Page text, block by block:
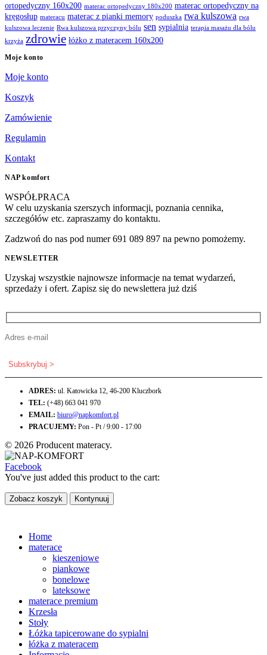
ortopedyczny 160x200 materac ortopedyczny 180x200 materac ortopedyczny na
kręgosłup materacu materac z pianki memory poduszka rwa kulszowa rwa
kulszowa leczenie Rwa kulszowa przyczyny bólu sen sypialnia terapia masażu dla bólu
krzyża zdrowie łóżko z materacem 160x200
Moje konto
Moje konto
Koszyk
Zamówienie
Regulamin
Kontakt
NAP komfort
WSPÓŁPRACA
W celu uzyskania szerszych informacji, poznania cennika,
szczegółów etc. zapraszamy do kontaktu.
Zadzwoń do nas pod numer 691 089 897 na pewno pomożemy.
NEWSLETTER
Uzyskaj wszystkie najnowsze informacje na temat wydarzeń,
sprzedaży i ofert. Zapisz się do newslettera już dziś
ADRES: ul. Katowicka 12, 46-200 Kluczbork
TEL: (+48) 663 041 970
EMAIL: biuro@napkomfort.pl
PRACUJEMY: Pon - Pt / 9:00 - 17:00
© 2026 Producent materacy.
Facebook
You've just added this product to the cart:
Zobacz koszyk Kontynuuj
Home
materace
kieszeniowe
piankowe
bonelowe
lateksowe
materace premium
Krzesła
Stoły
Łóżka tapicerowane do sypialni
łóżka z materacem